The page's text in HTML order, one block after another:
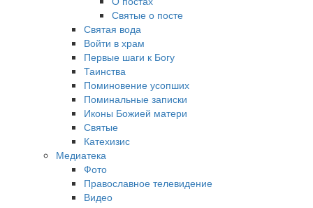
Святые о посте
Святая вода
Войти в храм
Первые шаги к Богу
Таинства
Поминовение усопших
Поминальные записки
Иконы Божией матери
Святые
Катехизис
Медиатека
Фото
Православное телевидение
Видео